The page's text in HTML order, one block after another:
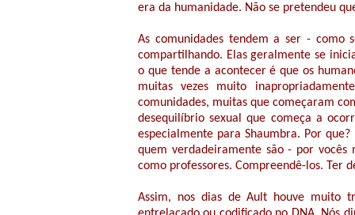
era da humanidade. Não se pretendeu
As comunidades tendem a ser - como
compartilhando. Elas geralmente se
o que tende a acontecer é que os
muitas vezes muito
comunidades, muitas que começaram
desequilíbrio sexual que começa a
especialmente para Shaumbra. Por
quem verdadeiramente são - por vocês
como professores. Compreendê-los. Ter
Assim, nos dias de Ault houve muito